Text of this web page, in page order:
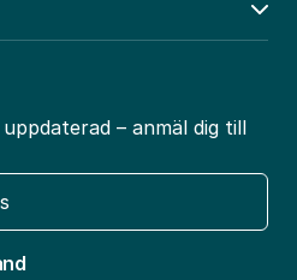
– anmäl dig till